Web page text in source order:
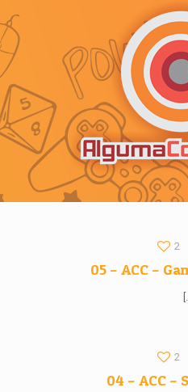
2
05 – ACC –
2
04 – ACC –